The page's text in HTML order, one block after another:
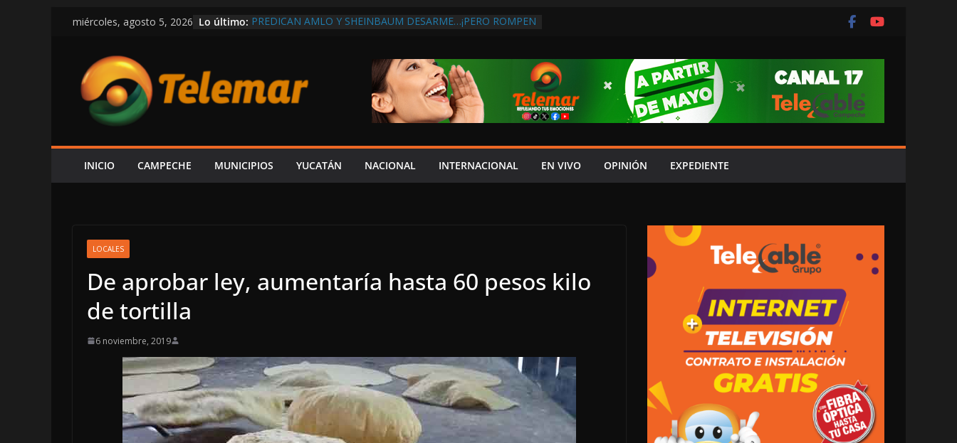
Saltar
contenido
miércoles, agosto 5, 2026 Lo último: PREDICAN AMLO Y SHEINBAUM DESARME…¡PERO ROMPEN
SHCP DERRUMBA DISCURSO DE LAYDA AL REVELAR QUE
CAMPECHE REGISTRA LA PEOR CAÍDA DE
PARTICIPACIONES DEL PAÍS, POR PÉSIMA RECAUDACIÓN
DEL ISR
SOSPECHAS DE INFLUENCIAS POLÍTICAS EN
¿PAPÁ INCAPACITADO ASUME CULPA DEL HIJO?
CAEN DOS ÁRBOLES SOBRE LA CARRETERA LIBRE
INICIO CAMPECHE MUNICIPIOS YUCATÁN NACIONAL INTERNACIONAL EN VIVO OPINIÓN EXPEDIENTE
LOCALES
De aprobar ley, aumentaría hasta 60 pesos kilo
de tortilla
6 noviembre, 2019